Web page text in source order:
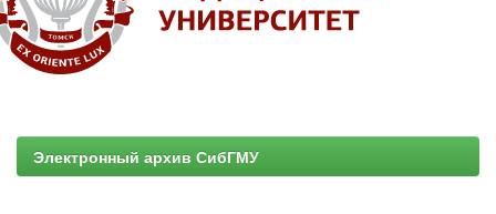
Электронный архив СибГМУ